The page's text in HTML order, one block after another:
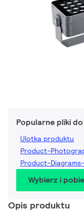
Popularne pliki
Ulotka produktu
Product-
Product-Diagrams-
Wybierz i
Opis produktu